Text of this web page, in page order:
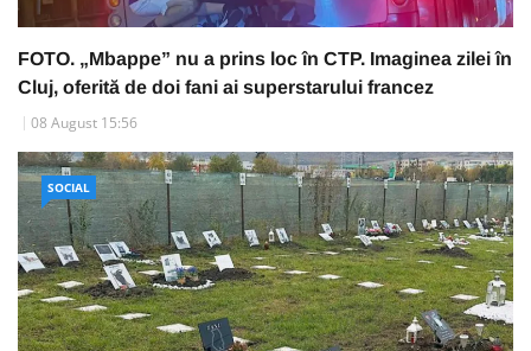
FOTO. „Mbappe” nu a prins loc în CTP. Imaginea zilei în
Cluj, oferită de doi fani ai superstarului francez
08 August 15:56
SOCIAL